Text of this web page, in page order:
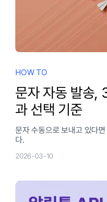
HOW TO
문자 자동 발송,
과 선택 기준
문자 수동으로 보내고 있다
다.
2026-03-10